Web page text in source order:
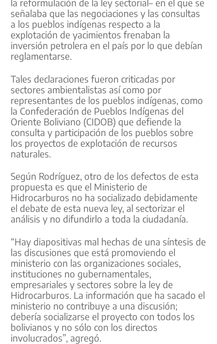
la reformulación de la ley sectorial– en el que se
señalaba que las negociaciones y las consultas
a los pueblos indígenas respecto a la
explotación de yacimientos frenaban la
inversión petrolera en el país por lo que debían
reglamentarse.
Tales declaraciones fueron criticadas por
sectores ambientalistas así como por
representantes de los pueblos indígenas, como
la Confederación de Pueblos Indígenas del
Oriente Boliviano (CIDOB) que defiende la
consulta y participación de los pueblos sobre
los proyectos de explotación de recursos
naturales.
Según Rodríguez, otro de los defectos de esta
propuesta es que el Ministerio de
Hidrocarburos no ha socializado debidamente
el debate de esta nueva ley, al sectorizar el
análisis y no difundirlo a toda la ciudadanía.
“Hay diapositivas mal hechas de una síntesis de
las discusiones que está promoviendo el
ministerio con las organizaciones sociales,
instituciones no gubernamentales,
empresariales y sectores sobre la ley de
Hidrocarburos. La información que ha sacado el
ministerio no contribuye a una discusión;
debería socializarse el proyecto con todos los
bolivianos y no sólo con los directos
involucrados”, agregó.